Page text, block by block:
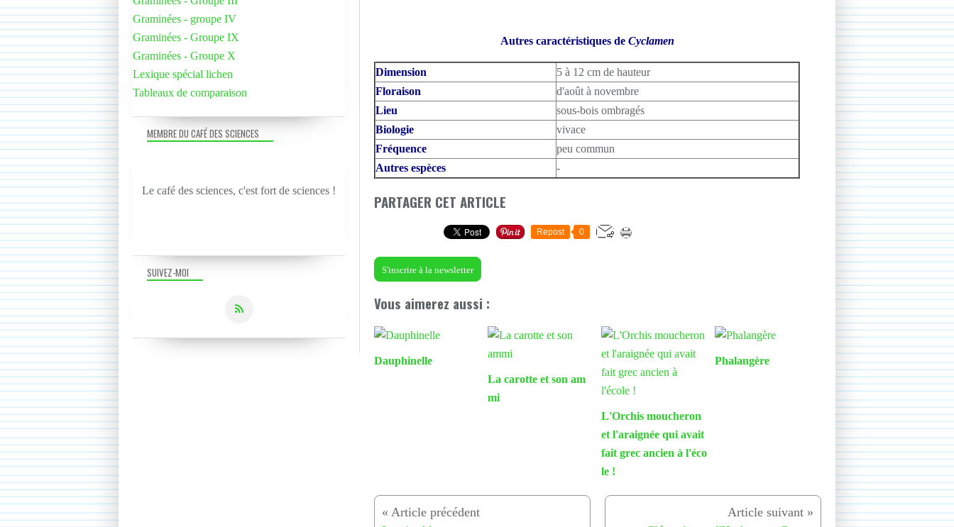
Autres caractéristiques de Cyclamen
Dimension
5 à 12 cm de hauteur
Floraison
d'août à novembre
Lieu
sous-bois ombragés
Biologie
vivace
Fréquence
peu commun
Autres espèces
-
PARTAGER CET ARTICLE
Repost 0
S'inscrire à la newsletter
Vous aimerez aussi :
Dauphinelle
La carotte et son am
mi
L'Orchis moucheron
et l'araignée qui avait
fait grec ancien à l'éco
le !
Phalangère
SUIVEZ-MOI
Graminées - groupe IV
Graminées - Groupe IX
Graminées - Groupe X
Lexique spécial lichen
Tableaux de comparaison
MEMBRE DU CAFÉ DES SCIENCES
Le café des sciences, c'est fort de sciences !